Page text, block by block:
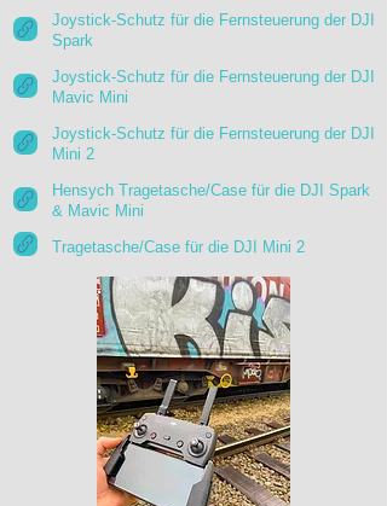
Joystick-Schutz für die Fernsteuerung der DJI
Spark
Joystick-Schutz für die Fernsteuerung der DJI
Mavic Mini
Joystick-Schutz für die Fernsteuerung der DJI
Mini 2
Hensych Tragetasche/Case für die DJI Spark
& Mavic Mini
Tragetasche/Case für die DJI Mini 2